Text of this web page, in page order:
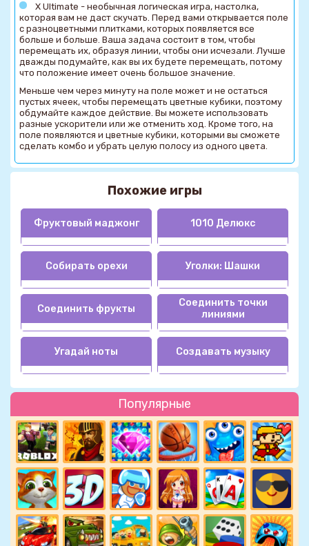
Популярные
X Ultimate - необычная логическая игра, настолка,
которая вам не даст скучать. Перед вами открывается поле
с разноцветными плитками, которых появляется все
больше и больше. Ваша задача состоит в том, чтобы
перемещать их, образуя линии, чтобы они исчезали. Лучше
дважды подумайте, как вы их будете перемещать, потому
что положение имеет очень большое значение.
Меньше чем через минуту на поле может и не остаться
пустых ячеек, чтобы перемещать цветные кубики, поэтому
обдумайте каждое действие. Вы можете использовать
разные ускорители или же отменить ход. Кроме того, на
поле появляются и цветные кубики, которыми вы сможете
сделать комбо и убрать целую полосу из одного цвета.
Похожие игры
Фруктовый маджонг 1010 Делюкс
Собирать орехи Уголки: Шашки
Соединить фрукты
Соединить точки
линиями
Угадай ноты Создавать музыку